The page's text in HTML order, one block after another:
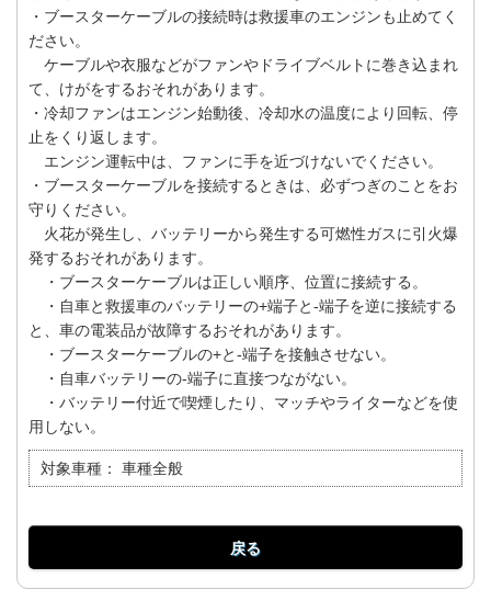
・ブースターケーブルの接続時は救援車のエンジンも止めてく
ださい。
ケーブルや衣服などがファンやドライブベルトに巻き込まれ
て、けがをするおそれがあります。
・冷却ファンはエンジン始動後、冷却水の温度により回転、停
止をくり返します。
エンジン運転中は、ファンに手を近づけないでください。
・ブースターケーブルを接続するときは、必ずつぎのことをお
守りください。
火花が発生し、バッテリーから発生する可燃性ガスに引火爆
発するおそれがあります。
・ブースターケーブルは正しい順序、位置に接続する。
・自車と救援車のバッテリーの+端子と-端子を逆に接続する
と、車の電装品が故障するおそれがあります。
・ブースターケーブルの+と-端子を接触させない。
・自車バッテリーの-端子に直接つながない。
・バッテリー付近で喫煙したり、マッチやライターなどを使
用しない。
対象車種： 車種全般
戻る